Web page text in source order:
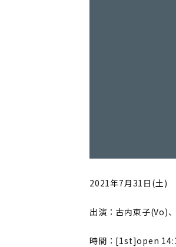
2021年7月31日(土)
出演：古内東子(Vo)
時間：[1st]open